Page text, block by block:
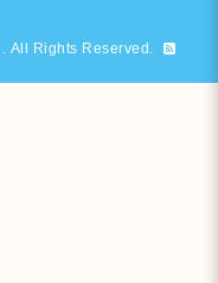
. All Rights Reserved.